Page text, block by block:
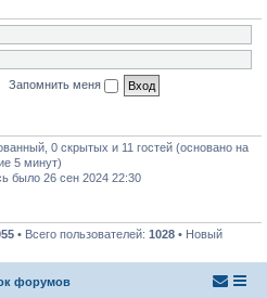
Запомнить меня
0 скрытых и 11 гостей (основано на
5 минут)
было 26 сен 2024 22:30
• Всего пользователей: 1028 • Новый
форумов